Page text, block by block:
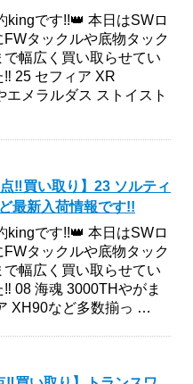
kingです!!👑 本日はSWロ
FWタックルや底物タック
で幅広く買い取らせてい
25 セフィア XR
エメラルダス ストイスト
‼︎買い取り】23 ソルティ
最新入荷情報です!!
kingです!!👑 本日はSWロ
FWタックルや底物タック
で幅広く買い取らせてい
08 海魂 3000THやがま
XH90など多数揃っ …